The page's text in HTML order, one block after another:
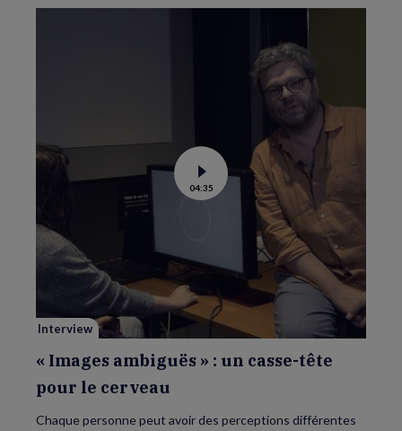
Voir
la
vidéo
ambiguës » :
tête
pour
cerveau
04:35
Interview
« Images ambiguës » : un casse-tête
pour le cerveau
Chaque personne peut avoir des perceptions différentes